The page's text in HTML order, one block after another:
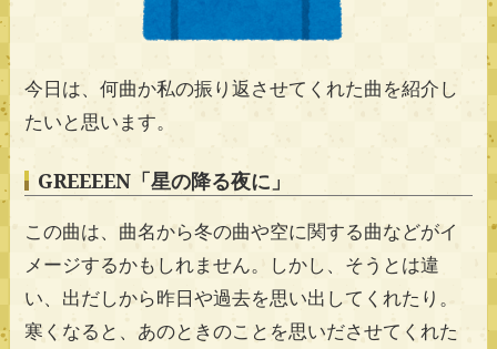
今日は、何曲か私の振り返させてくれた曲を紹介し
たいと思います。
GREEEEN「星の降る夜に」
この曲は、曲名から冬の曲や空に関する曲などがイ
メージするかもしれません。しかし、そうとは違
い、出だしから昨日や過去を思い出してくれたり。
寒くなると、あのときのことを思いださせてくれた